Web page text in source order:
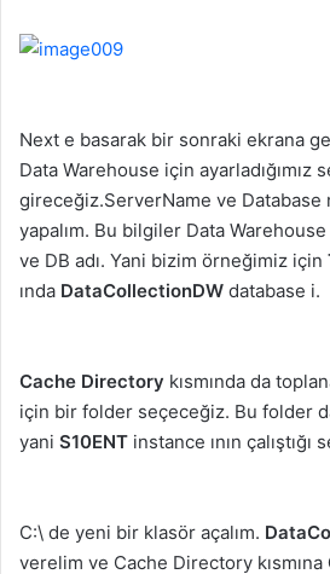
Next e basarak bir sonraki ekrana
Data Warehouse için
gireceğiz.ServerName ve Database
yapalım. Bu bilgiler Data
ve DB adı. Yani bizim örneğimiz için
ında DataCollectionDW database i.
Cache Directory kısmında da
için bir folder seçeceğiz. Bu folder
yani S10ENT instance ının çalıştığı
C:\ de yeni bir klasör açalım.
verelim ve Cache Directory kısmına